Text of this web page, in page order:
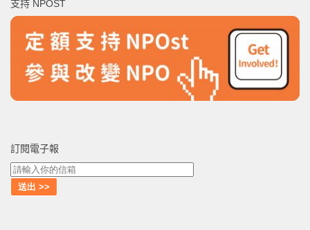
字:
支持 NPOST
訂閱電子報